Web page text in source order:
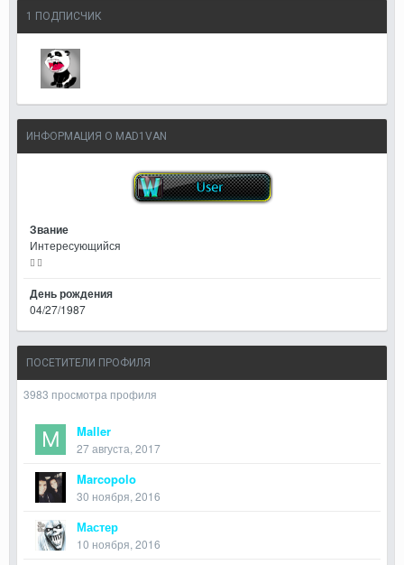
1 ПОДПИСЧИК
ИНФОРМАЦИЯ О MAD1VAN
Звание
Интересующийся
День рождения
04/27/1987
ПОСЕТИТЕЛИ ПРОФИЛЯ
3983 просмотра профиля
Maller
27 августа, 2017
Marcopolo
30 ноября, 2016
Мастер
10 ноября, 2016